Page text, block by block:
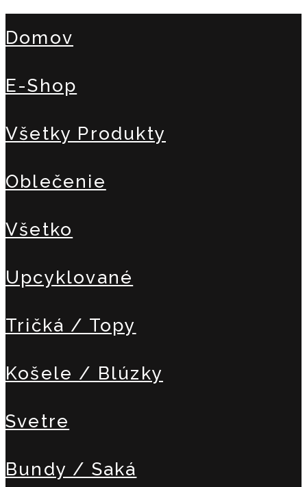
Domov
E-Shop
Všetky Produkty
Oblečenie
Všetko
Upcyklované
Tričká / Topy
Košele / Blúzky
Svetre
Bundy / Saká